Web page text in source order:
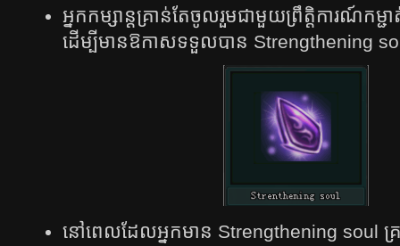
អ្នក​កម្សាន្ត​គ្រាន់​តែ​ចូល​រួម​ជា​មួយ​ព្រឹត្តិការណ៍​ក
ដើម្បី​មាន​ឱកាស​ទទួល​បាន​ Strengthening
នៅ​ពេល​ដែល​អ្នក​មាន​ Strengthening soul